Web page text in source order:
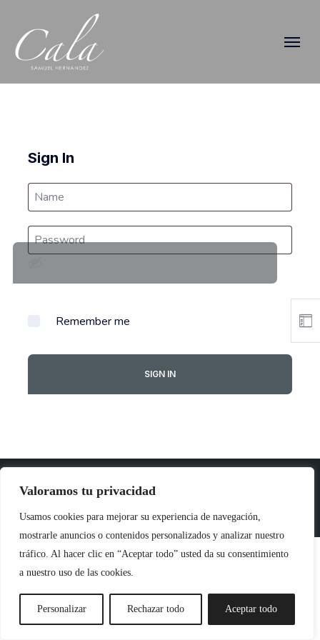
Valoramos tu privacidad
Usamos cookies para mejorar su experiencia de navegación,
mostrarle anuncios o contenidos personalizados y analizar nuestro
tráfico. Al hacer clic en “Aceptar todo” usted da su consentimiento
a nuestro uso de las cookies.
Personalizar Rechazar todo Aceptar todo
Sign In
Remember me
SIGN IN
2026 © Restaurante Cala. Por Innoweb Media
Aviso Legal
Políticas de Cookies Política de Privacidad